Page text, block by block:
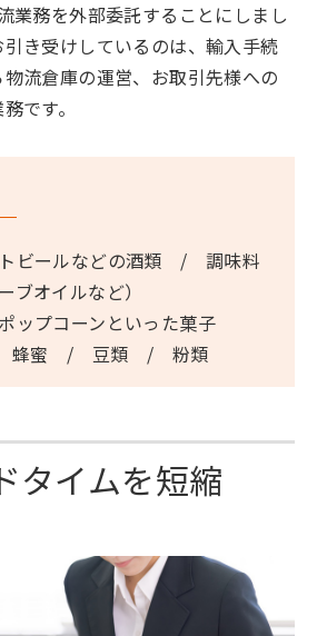
業務を外部委託することにしまし
き受けしているのは、輸入手続
流倉庫の運営、お取引先様への
です。
トビールなどの酒類 / 調味料
ブオイルなど）
ップコーンといった菓子
蜜 / 豆類 / 粉類
タイムを短縮